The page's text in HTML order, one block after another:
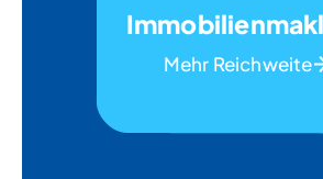
Mehr Reichweite